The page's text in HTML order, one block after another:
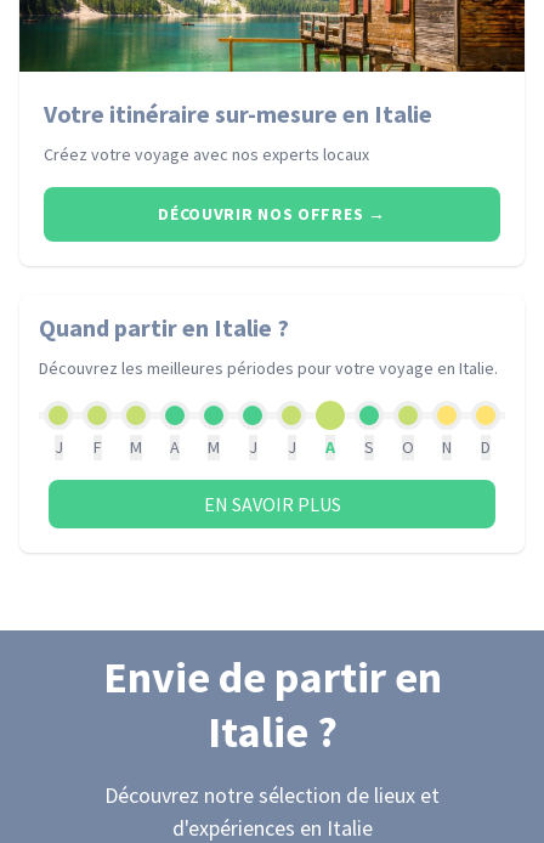
Votre itinéraire sur-mesure en Italie
Créez votre voyage avec nos experts locaux
DÉCOUVRIR NOS OFFRES →
Quand partiren Italie ?
Découvrez les meilleures périodes pour votre voyage en Italie.
J F M A M J J A S O N D
EN SAVOIR PLUS
Envie de partiren
Italie ?
Découvrez notre sélection de lieux et
d'expériences en Italie